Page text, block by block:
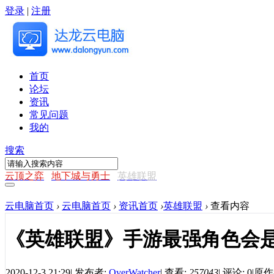
登录 | 注册
首页
论坛
资讯
常见问题
我的
搜索
云顶之弈 地下城与勇士 英雄联盟
云电脑首页 › 云电脑首页 › 资讯首页 ›英雄联盟 › 查看内容
《英雄联盟》手游最强角色会